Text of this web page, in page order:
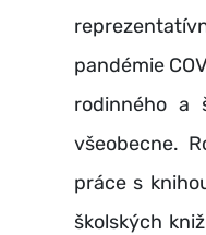
pandémie
rodinného a
všeobecne.
práce s
školských